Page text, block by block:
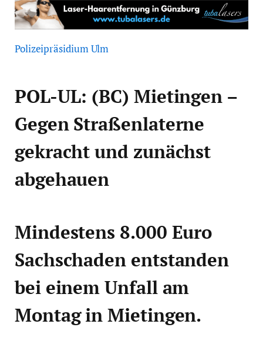
Polizeipräsidium Ulm
POL-UL: (BC) Mietingen –
Gegen Straßenlaterne
gekracht und zunächst
abgehauen
Mindestens 8.000 Euro
Sachschaden entstanden
bei einem Unfall am
Montag in Mietingen.